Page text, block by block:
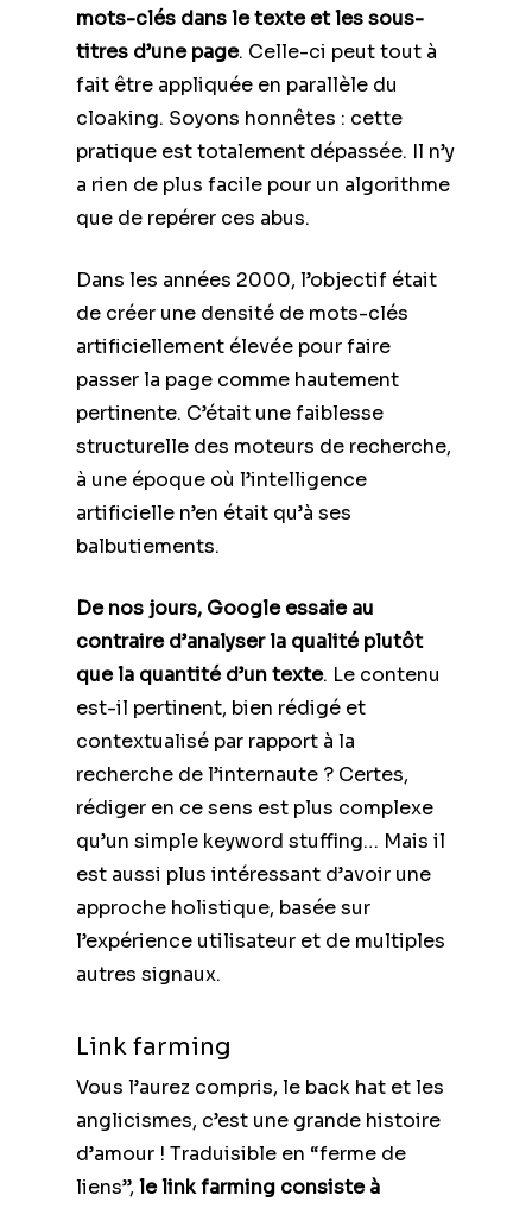
mots-clés dans le texte et les sous-
titres d’une page. Celle-ci peut tout à
fait être appliquée en parallèle du
cloaking. Soyons honnêtes : cette
pratique est totalement dépassée. Il n’y
a rien de plus facile pour un algorithme
que de repérer ces abus.
Dans les années 2000, l’objectif était
de créer une densité de mots-clés
artificiellement élevée pour faire
passer la page comme hautement
pertinente. C’était une faiblesse
structurelle des moteurs de recherche,
à une époque où l’intelligence
artificielle n’en était qu’à ses
balbutiements.
De nos jours, Google essaie au
contraire d’analyser la qualité plutôt
que la quantité d’un texte. Le contenu
est-il pertinent, bien rédigé et
contextualisé par rapport à la
recherche de l’internaute ? Certes,
rédiger en ce sens est plus complexe
qu’un simple keyword stuffing… Mais il
est aussi plus intéressant d’avoir une
approche holistique, basée sur
l’expérience utilisateur et de multiples
autres signaux.
Link farming
Vous l’aurez compris, le back hat et les
anglicismes, c’est une grande histoire
d’amour ! Traduisible en “ferme de
liens”, le link farming consiste à